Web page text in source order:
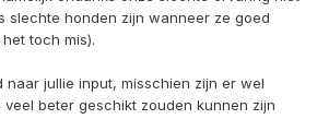
slechte honden zijn wanneer ze goed
toch mis).
naar jullie input, misschien zijn er wel
beter geschikt zouden kunnen zijn